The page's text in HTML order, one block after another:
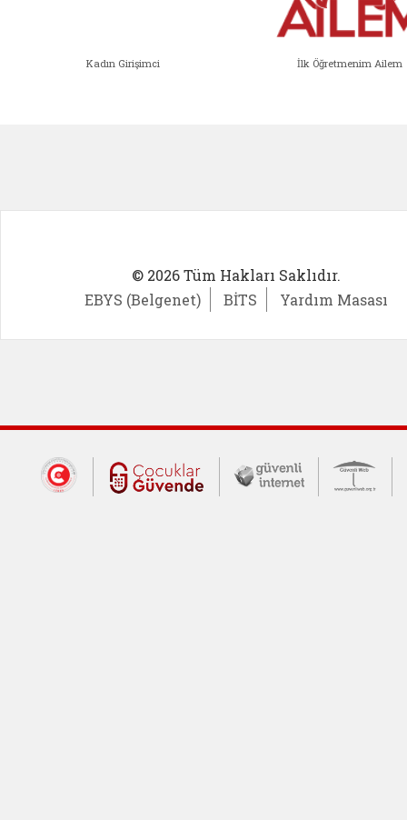
Kadın Girişimci İlk Öğretmenim Ailem
© 2026 Tüm Hakları Saklıdır.
EBYS (Belgenet)
BİTS Yardım Masası
Dış Bağlantılar
Cumhurbaşkanlığı İletişim Merkezi
Çocuklar Güvende (yeni
Güvenli